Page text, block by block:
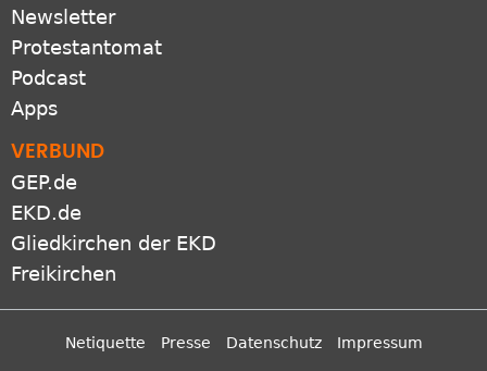
Newsletter
Protestantomat
Podcast
Apps
VERBUND
GEP.de
EKD.de
Gliedkirchen der EKD
Freikirchen
Netiquette Presse Datenschutz Impressum